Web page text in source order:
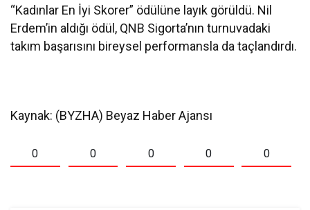
“Kadınlar En İyi Skorer” ödülüne layık görüldü. Nil
Erdem’in aldığı ödül, QNB Sigorta’nın turnuvadaki
takım başarısını bireysel performansla da taçlandırdı.
Kaynak: (BYZHA) Beyaz Haber Ajansı
0 0 0 0 0